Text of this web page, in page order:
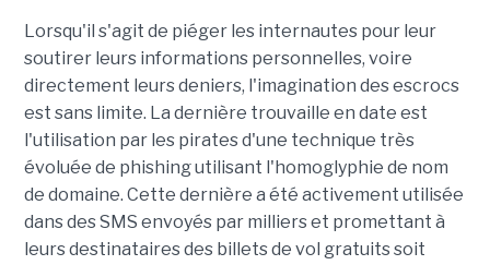
Lorsqu'il s'agit de piéger les internautes pour leur
soutirer leurs informations personnelles, voire
directement leurs deniers, l'imagination des escrocs
est sans limite. La dernière trouvaille en date est
l'utilisation par les pirates d'une technique très
évoluée de phishing utilisant l'homoglyphie de nom
de domaine. Cette dernière a été activement utilisée
dans des SMS envoyés par milliers et promettant à
leurs destinataires des billets de vol gratuits soit